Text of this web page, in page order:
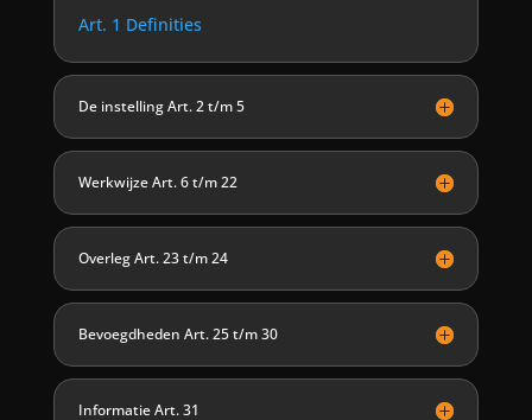
Art. 1 Definities
De instelling Art. 2 t/m 5
Werkwijze Art. 6 t/m 22
Overleg Art. 23 t/m 24
Bevoegdheden Art. 25 t/m 30
Informatie Art. 31